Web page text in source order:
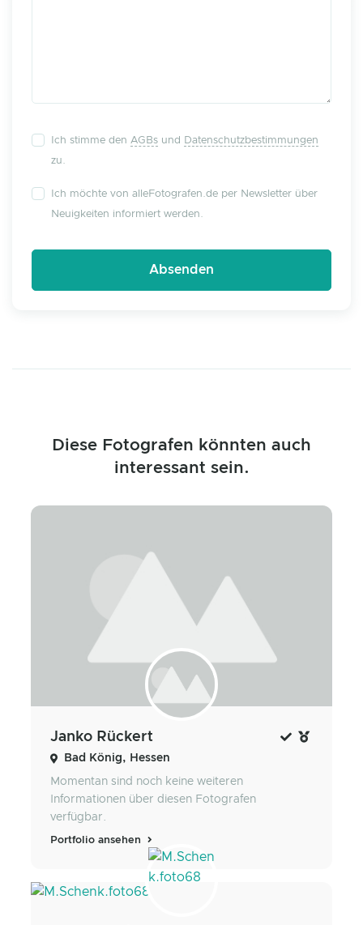
Ich stimme den AGBs und
Datenschutzbestimmungen
zu.
Ich möchte von alleFotografen.de per Newsletter über
Neuigkeiten informiert werden.
Diese Fotografen könnten auch
interessant sein.
Janko Rückert
Bad König, Hessen
Momentan sind noch keine weiteren
Informationen über diesen Fotografen
verfügbar.
Portfolio ansehen